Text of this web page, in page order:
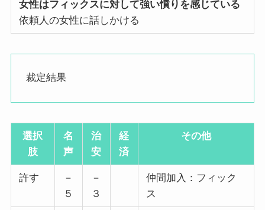
女性はフィックスに対して強い憤りを感じている
依頼人の女性に話しかける
裁定結果
選択
肢
名
声
治
安
経
済
その他
許す
－
５
－
３
仲間加入：フィック
ス